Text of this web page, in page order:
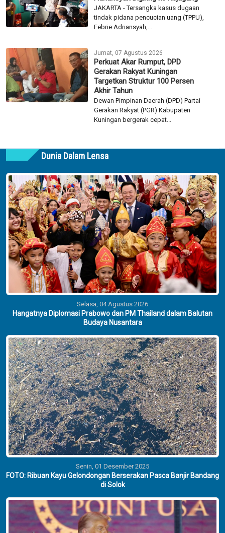
JAKARTA - Tersangka kasus dugaan
tindak pidana pencucian uang (TPPU),
Febrie Adriansyah,...
Jumat, 07 Agustus 2026
Perkuat Akar Rumput, DPD
Gerakan Rakyat Kuningan
Targetkan Struktur 100 Persen
Akhir Tahun
Dewan Pimpinan Daerah (DPD) Partai
Gerakan Rakyat (PGR) Kabupaten
Kuningan bergerak cepat...
Dunia Dalam Lensa
Selasa, 04 Agustus 2026
Hangatnya Diplomasi Prabowo dan PM Thailand dalam Balutan
Budaya Nusantara
Senin, 01 Desember 2025
FOTO: Ribuan Kayu Gelondongan Berserakan Pasca Banjir Bandang
di Solok